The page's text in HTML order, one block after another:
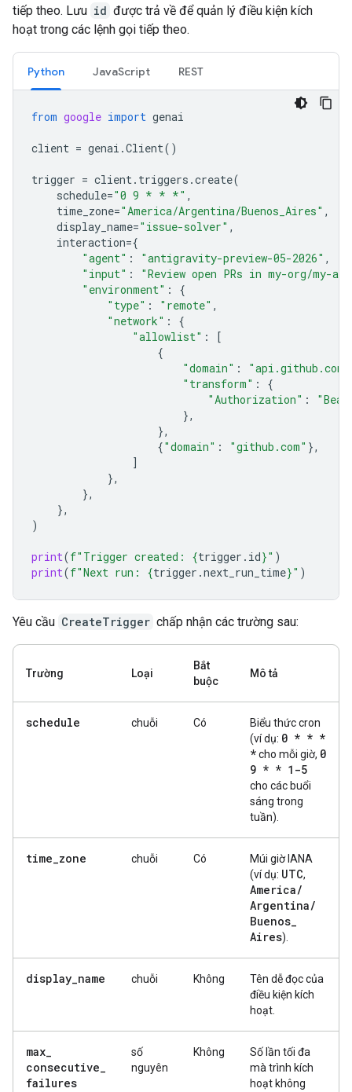
tiếp theo. Lưu id được trả về để quản lý điều kiện kích
hoạt trong các lệnh gọi tiếp theo.
Python JavaScript REST
from google import genai
client = genai .Client()
trigger = client. triggers .create(
schedule="0 9 * * *" ,
time_zone="America/Argentina/Buenos_Aires" ,
display_name="issue-solver" ,
interaction={
"agent" : "antigravity-preview-05-2026" ,
"input" :
"Review open PRs in my-org/my-
"environment" :
{
"type" : "remote" ,
"network" :
{
"allowlist" :
[
{
"domain" : "api.github.com"
"transform" :
{
"Authorization" :
},
},
{"domain" : "github.com" },
]
},
},
},
)
print(f"Trigger created: {trigger . id}" )
print(f"Next run: {trigger .next_run_time}" )
Yêu cầu CreateTrigger chấp nhận các trường sau:
Trường Loại
Bắt
buộc
Mô tả
schedule chuỗi Có
Biểu thức cron
(ví dụ: 0 * * *
*cho mỗi giờ, 0
9 * * 1-5
cho các buổi
sáng trong
tuần).
time_zone chuỗi Có
Múi giờ IANA
(ví dụ: UTC,
America/
Argentina/
Buenos_
Aires).
display_name chuỗi Không
Tên dễ đọc của
điều kiện kích
hoạt.
max_
consecutive_
failures
số
nguyên
Không
Số lần tối đa
mà trình kích
hoạt không